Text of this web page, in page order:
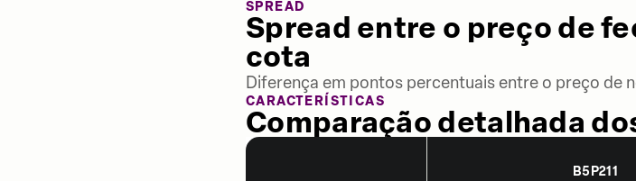
SPREAD
Spread entre o preço de
cota
Diferença em pontos percentuais entre o preço de
CARACTERÍSTICAS
Comparação detalhada
B5P211